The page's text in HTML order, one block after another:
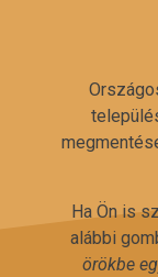
Ha Ön is
alábbi
örökbe